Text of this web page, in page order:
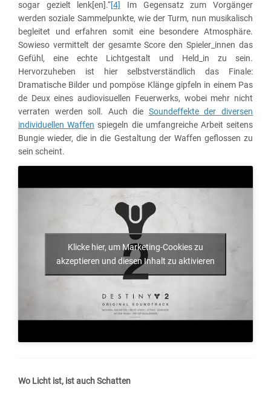
sogar gezielt lenk[en].“[4]
Im Gegensatz zum Vorgänger
werden soziale Sammelpunkte, wie der Turm, nun musikalisch
begleitet und erfahren somit eine besondere Atmosphäre.
Sowieso vermittelt der gesamte Score den Spieler_innen das
Gefühl, eine echte Lichtgestalt und Held_in zu sein.
Hervorzuheben ist hier selbstverständlich das Finale:
Dramatische Bilder und pompöse Klänge gipfeln in einem Pas
de Deux eines audiovisuellen Feuerwerks, wobei mehr nicht
verraten werden soll. Auch die Soundeffekte der diversen
individuellen Waffen spiegeln die umfangreiche Arbeit seitens
Bungie wieder, die in die Gestaltung der Waffen geflossen zu
sein scheint.
Klicke hier, um Marketing-Cookies zu
akzeptieren und diesen Inhalt zu aktivieren
Wo Licht ist, ist auch Schatten